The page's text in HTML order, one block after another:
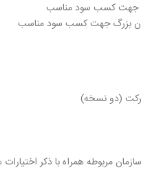
جهت کسب سود مناسب
بزرگ جهت کسب سود مناسب
(دو نسخه)
مربوطه همراه با ذکر